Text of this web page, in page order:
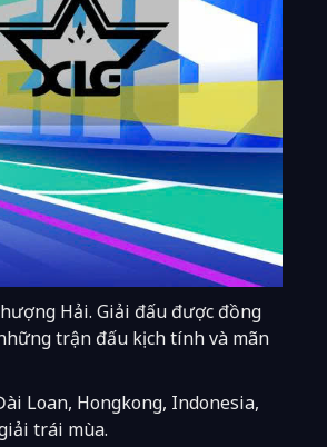
Hải. Giải đấu được đồng
trận đấu kịch tính và mãn
Loan, Hongkong, Indonesia,
trái mùa.